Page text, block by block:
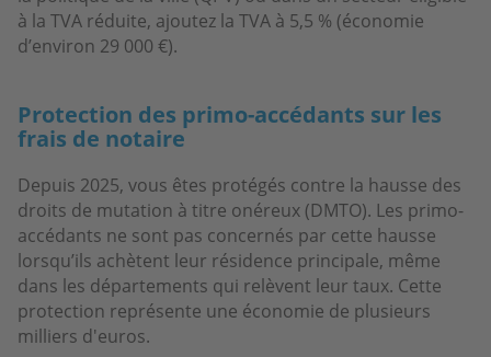
à la TVA réduite, ajoutez la TVA à 5,5 % (économie
d’environ 29 000 €).
Protection des primo-accédants sur les
frais de notaire
Depuis 2025, vous êtes protégés contre la hausse des
droits de mutation à titre onéreux (DMTO). Les primo-
accédants ne sont pas concernés par cette hausse
lorsqu’ils achètent leur résidence principale, même
dans les départements qui relèvent leur taux. Cette
protection représente une économie de plusieurs
milliers d'euros.